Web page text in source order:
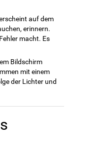
auf dem
erinnern.
macht. Es
Bildschirm
mit einem
der Lichter und